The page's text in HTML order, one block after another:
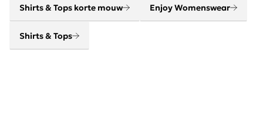
Shirts & Tops korte mouw Enjoy Womenswear
Shirts & Tops